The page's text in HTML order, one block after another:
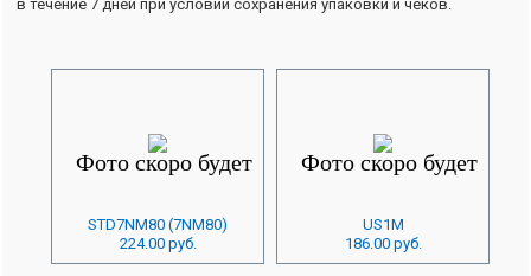
в течение 7 дней при условии сохранения упаковки и чеков.
STD7NM80 (7NM80)
224.00 руб.
US1M
186.00 руб.